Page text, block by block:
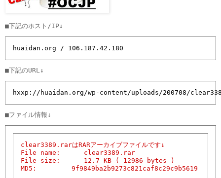
huaidan.org / 106.187.42.180
hxxp://huaidan.org/wp-content/uploads/200708/
clear3389.rarはRARアーカイブファイルです↓
File name:      clear3389.rar
File size:      12.7 KB ( 12986 bytes )
MD5:  　　　  9f9849ba2b9273c821caf8c29c9b5619